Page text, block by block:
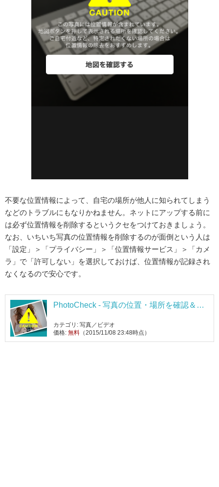
不要な位置情報によって、自宅の場所が他人に知られてしまう
などのトラブルにもなりかねません。ネットにアップする前に
は必ず位置情報を削除するというクセをつけておきましょう。
なお、いちいち写真の位置情報を削除するのが面倒という人は
「設定」＞「プライバシー」＞「位置情報サービス」＞「カメ
ラ」で「許可しない」を選択しておけば、位置情報が記録され
なくなるので安心です。
PhotoCheck - 写真の位置・場所を確認＆除
カテゴリ: 写真／ビデオ
価格: 無料 （2015/11/08 23:48時点）